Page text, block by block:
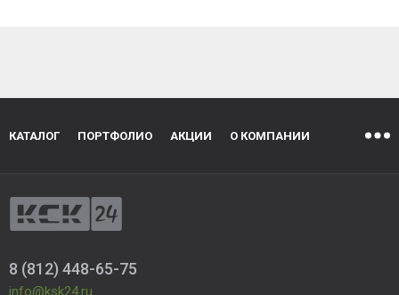
КАТАЛОГ ПОРТФОЛИО АКЦИИ О КОМПАНИИ
8 (812) 448-65-75
info@ksk24.ru